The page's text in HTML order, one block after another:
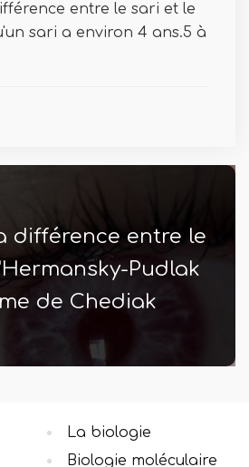
entre le sari et le
sari a environ 4 ans.5 à
différence entre le
Pudlak
de Chediak
La biologie
Biologie moléculaire